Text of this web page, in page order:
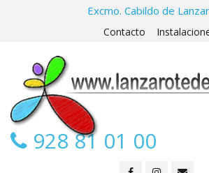
Excmo. Cabildo de
Contacto
928 81 01 00